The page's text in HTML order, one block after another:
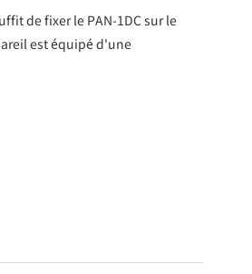
de fixer le PAN-1DC sur le
est équipé d'une